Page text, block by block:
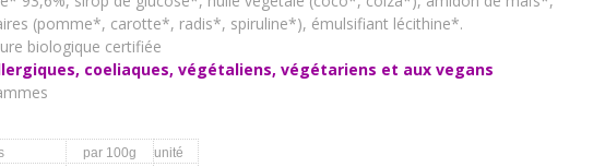
(pomme*, carotte*, radis*, spiruline*), émulsifiant lécithine*.
biologique certifiée
coeliaques, végétaliens, végétariens et aux vegans
par 100g
unité